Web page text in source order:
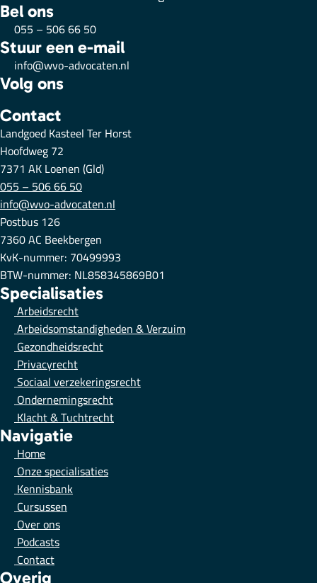
Bel ons
055 – 506 66 50
Stuur een e-mail
info@wvo-advocaten.nl
Volg ons
Contact
Landgoed Kasteel Ter Horst
Hoofdweg 72
7371 AK Loenen (Gld)
055 – 506 66 50
info@wvo-advocaten.nl
Postbus 126
7360 AC Beekbergen
KvK-nummer: 70499993
BTW-nummer: NL858345869B01
Specialisaties
Arbeidsrecht
Arbeidsomstandigheden & Verzuim
Gezondheidsrecht
Privacyrecht
Sociaal verzekeringsrecht
Ondernemingsrecht
Klacht & Tuchtrecht
Navigatie
Home
Onze specialisaties
Kennisbank
Cursussen
Over ons
Podcasts
Contact
Overig